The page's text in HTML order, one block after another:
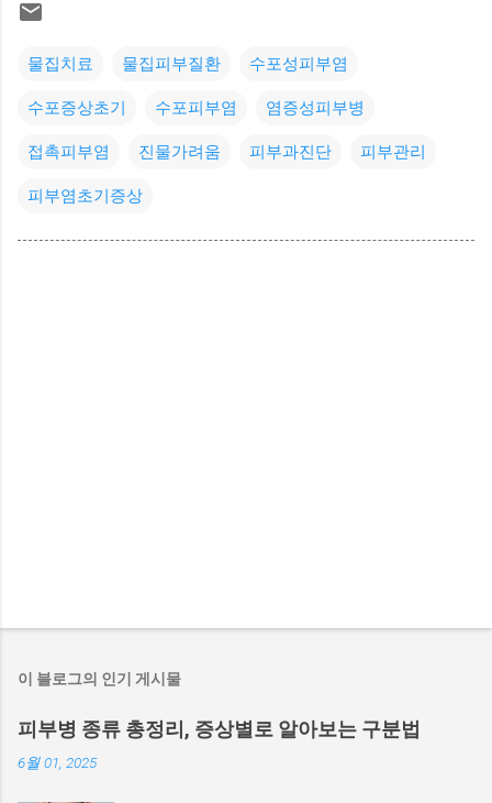
물집치료 물집피부질환 수포성피부염
수포증상초기 수포피부염 염증성피부병
접촉피부염 진물가려움 피부과진단 피부관리
피부염초기증상
이 블로그의 인기 게시물
피부병 종류 총정리, 증상별로 알아보는 구분법
6월 01, 2025